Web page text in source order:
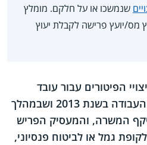
שנמשכו או על חלקם. מומלץ
מס/יועץ פרישה לקבלת יעוץ
הפיטורים עבור עובד
שהתחיל לעבוד במקום העבודה בשנת 2013 ושבמהלך
המשרה, והמעסיק הפריש
גמל או לביטוח פנסיוני,